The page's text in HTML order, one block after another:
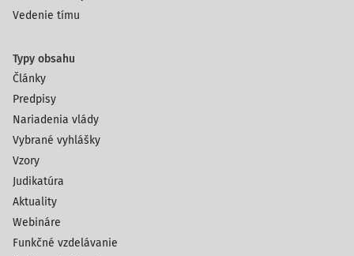
Vedenie tímu
Typy obsahu
Články
Predpisy
Nariadenia vlády
Vybrané vyhlášky
Vzory
Judikatúra
Aktuality
Webináre
Funkčné vzdelávanie